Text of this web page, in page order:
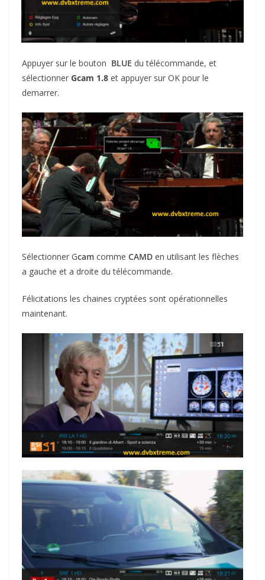
Appuyer sur le bouton BLUE du télécommande, et
sélectionner Gcam 1.8 et appuyer sur OK pour le
demarrer.
Sélectionner Gcam comme CAMD en utilisant les flèches
a gauche et a droite du télécommande.
Félicitations les chaines cryptées sont opérationnelles
maintenant.